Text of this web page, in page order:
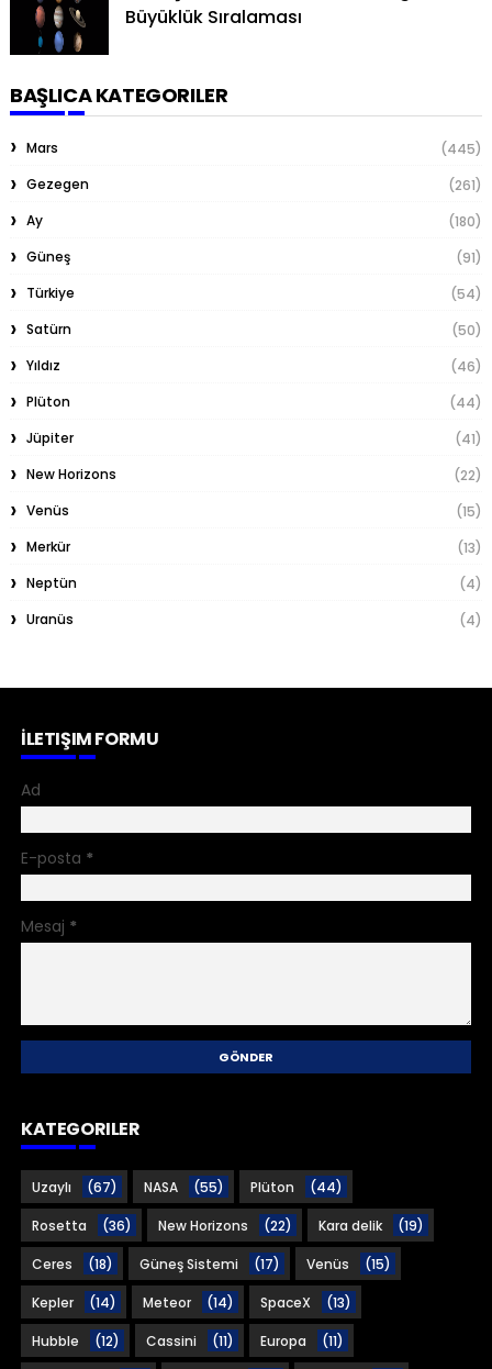
Büyüklük Sıralaması
BAŞLICA KATEGORILER
Mars
(445)
Gezegen
(261)
Ay
(180)
Güneş
(91)
Türkiye
(54)
Satürn
(50)
Yıldız
(46)
Plüton
(44)
Jüpiter
(41)
New Horizons
(22)
Venüs
(15)
Merkür
(13)
Neptün
(4)
Uranüs
(4)
İLETIŞIM FORMU
Ad
E-posta *
Mesaj *
KATEGORILER
Uzaylı (67) NASA (55) Plüton (44)
Rosetta (36) New Horizons (22) Kara delik (19)
Ceres (18) Güneş Sistemi (17) Venüs (15)
Kepler (14) Meteor (14) SpaceX (13)
Hubble (12) Cassini (11) Europa (11)